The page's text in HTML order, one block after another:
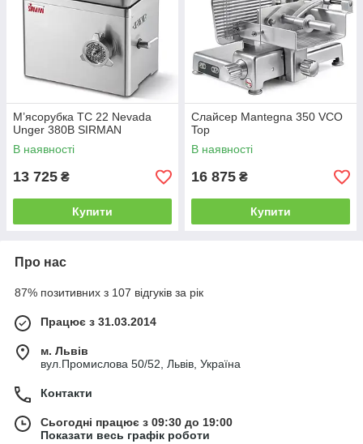
М’ясорубка TC 22 Nevada
Unger 380В SIRMAN
В наявності
13 725 ₴
Купити
Слайсер Mantegna 350 VCO
Top
В наявності
16 875 ₴
Купити
Про нас
87% позитивних з 107 відгуків за рік
Працює з 31.03.2014
м. Львів
вул.Промислова 50/52, Львів, Україна
Контакти
Сьогодні працює з 09:30 до 19:00
Показати весь графік роботи